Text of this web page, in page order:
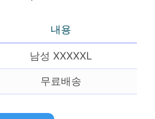
내용
남성 XXXXXL
무료배송